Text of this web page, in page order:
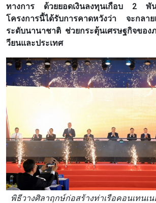
ทางการ ด้วยยอดเงินลงทุนเกือบ 2 พัน
โครงการนี้ได้รับการคาดหวังว่า จะกลาย
ระดับนานาชาติ ช่วยกระตุ้นเศรษฐกิจของภ
วียนและประเทศ
พิธีวางศิลาฤกษ์ก่อสร้างท่าเรือคอนเทนเน